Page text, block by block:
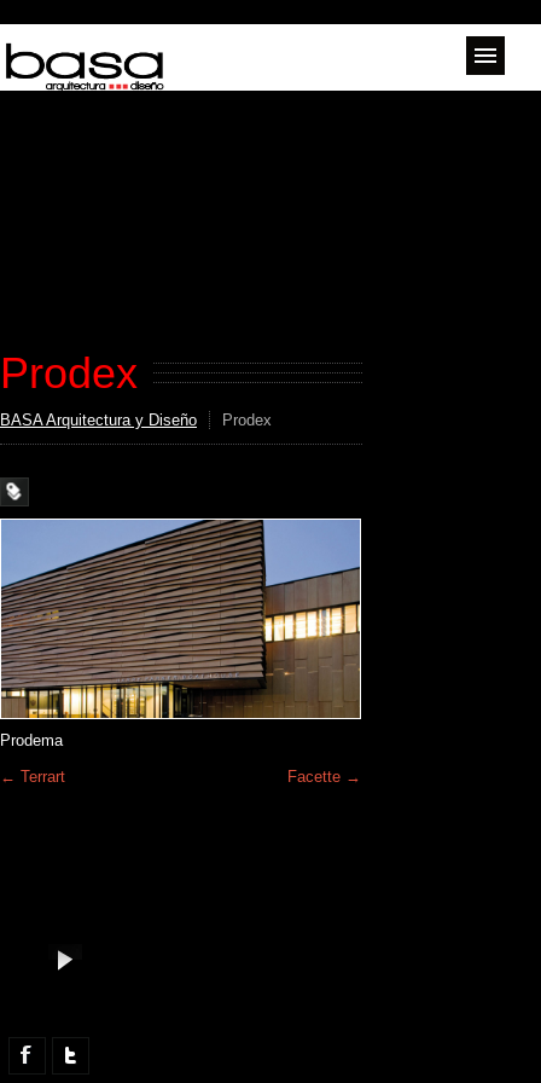
Prodex
BASA Arquitectura y Diseño Prodex
Prodema
← Terrart Facette →
Facebook